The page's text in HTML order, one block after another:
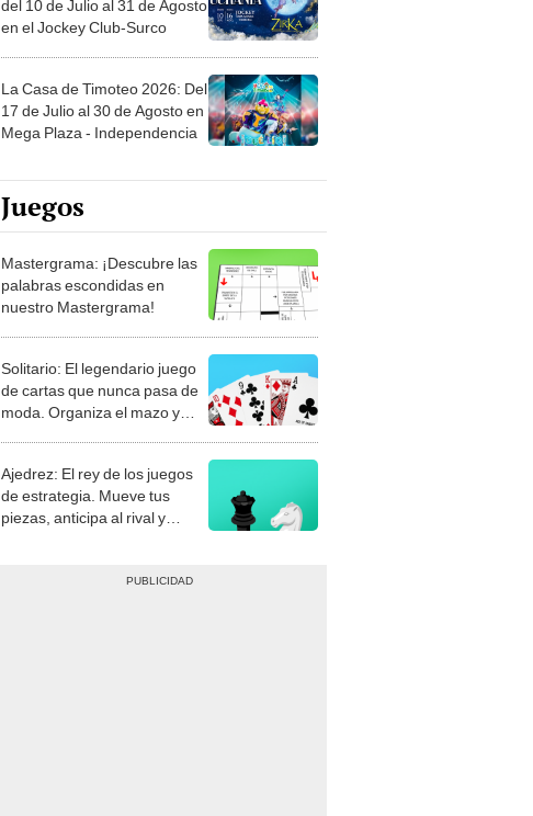
del 10 de Julio al 31 de Agosto
en el Jockey Club-Surco
La Casa de Timoteo 2026: Del
17 de Julio al 30 de Agosto en
Mega Plaza - Independencia
Juegos
Mastergrama: ¡Descubre las
palabras escondidas en
nuestro Mastergrama!
Solitario: El legendario juego
de cartas que nunca pasa de
moda. Organiza el mazo y
Ajedrez: El rey de los juegos
de estrategia. Mueve tus
piezas, anticipa al rival y